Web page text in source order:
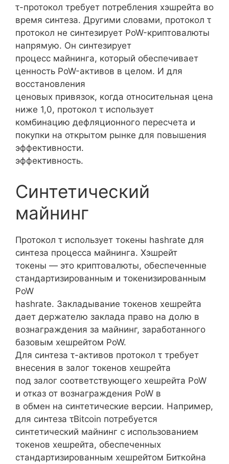
τ-протокол требует потребления хэшрейта во
время синтеза. Другими словами, протокол τ
протокол не синтезирует PoW-криптовалюты
напрямую. Он синтезирует
процесс майнинга, который обеспечивает
ценность PoW-активов в целом. И для
восстановления
ценовых привязок, когда относительная цена
ниже 1,0, протокол τ использует
комбинацию дефляционного пересчета и
покупки на открытом рынке для повышения
эффективности.
эффективность.
Синтетический
майнинг
Протокол τ использует токены hashrate для
синтеза процесса майнинга. Хэшрейт
токены — это криптовалюты, обеспеченные
стандартизированным и токенизированным
PoW
hashrate. Закладывание токенов хешрейта
дает держателю заклада право на долю в
вознаграждения за майнинг, заработанного
базовым хешрейтом PoW.
Для синтеза τ-активов протокол τ требует
внесения в залог токенов хешрейта
под залог соответствующего хешрейта PoW
и отказ от вознаграждения PoW в
в обмен на синтетические версии. Например,
для синтеза τBitcoin потребуется
синтетический майнинг с использованием
токенов хешрейта, обеспеченных
стандартизированным хешрейтом Биткойна